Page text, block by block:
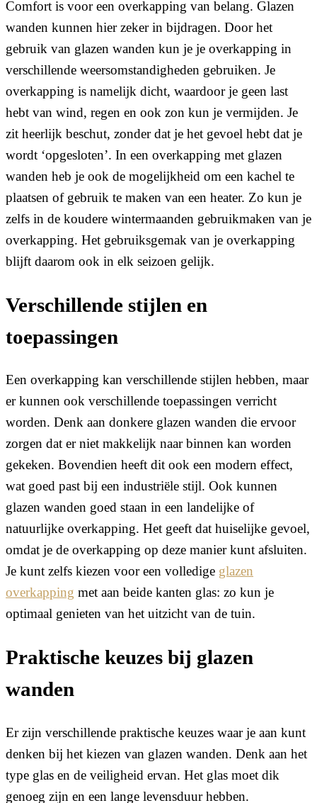
Comfort is voor een overkapping van belang. Glazen
wanden kunnen hier zeker in bijdragen. Door het
gebruik van glazen wanden kun je je overkapping in
verschillende weersomstandigheden gebruiken. Je
overkapping is namelijk dicht, waardoor je geen last
hebt van wind, regen en ook zon kun je vermijden. Je
zit heerlijk beschut, zonder dat je het gevoel hebt dat je
wordt ‘opgesloten’. In een overkapping met glazen
wanden heb je ook de mogelijkheid om een kachel te
plaatsen of gebruik te maken van een heater. Zo kun je
zelfs in de koudere wintermaanden gebruikmaken van je
overkapping. Het gebruiksgemak van je overkapping
blijft daarom ook in elk seizoen gelijk.
Verschillende stijlen en
toepassingen
Een overkapping kan verschillende stijlen hebben, maar
er kunnen ook verschillende toepassingen verricht
worden. Denk aan donkere glazen wanden die ervoor
zorgen dat er niet makkelijk naar binnen kan worden
gekeken. Bovendien heeft dit ook een modern effect,
wat goed past bij een industriële stijl. Ook kunnen
glazen wanden goed staan in een landelijke of
natuurlijke overkapping. Het geeft dat huiselijke gevoel,
omdat je de overkapping op deze manier kunt afsluiten.
Je kunt zelfs kiezen voor een volledige ​glazen
overkapping met aan beide kanten glas: zo kun je
optimaal genieten van het uitzicht van de tuin.
Praktische keuzes bij glazen
wanden
Er zijn verschillende praktische keuzes waar je aan kunt
denken bij het kiezen van glazen wanden. Denk aan het
type glas en de veiligheid ervan. Het glas moet dik
genoeg zijn en een lange levensduur hebben.